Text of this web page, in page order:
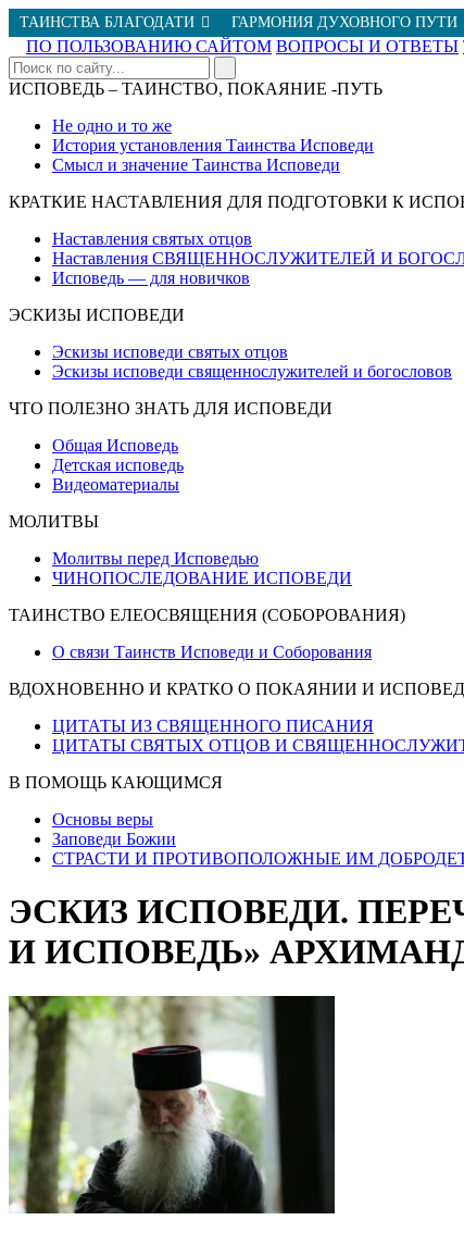
ТАИНСТВА БЛАГОДАТИ ГАРМОНИЯ ДУХОВНОГО ПУТИ
ПО ПОЛЬЗОВАНИЮ САЙТОМ ВОПРОСЫ И ОТВЕТЫ
ИСПОВЕДЬ – ТАИНСТВО, ПОКАЯНИЕ -ПУТЬ
Не одно и то же
История установления Таинства Исповеди
Смысл и значение Таинства Исповеди
КРАТКИЕ НАСТАВЛЕНИЯ ДЛЯ ПОДГОТОВКИ К
Наставления святых отцов
Наставления СВЯЩЕННОСЛУЖИТЕЛЕЙ И
Исповедь — для новичков
ЭСКИЗЫ ИСПОВЕДИ
Эскизы исповеди святых отцов
Эскизы исповеди священнослужителей и богословов
ЧТО ПОЛЕЗНО ЗНАТЬ ДЛЯ ИСПОВЕДИ
Общая Исповедь
Детская исповедь
Видеоматериалы
МОЛИТВЫ
Молитвы перед Исповедью
ЧИНОПОСЛЕДОВАНИЕ ИСПОВЕДИ
ТАИНСТВО ЕЛЕОСВЯЩЕНИЯ (СОБОРОВАНИЯ)
О связи Таинств Исповеди и Соборования
ВДОХНОВЕННО И КРАТКО О ПОКАЯНИИ И
ЦИТАТЫ ИЗ СВЯЩЕННОГО ПИСАНИЯ
ЦИТАТЫ СВЯТЫХ ОТЦОВ И
В ПОМОЩЬ КАЮЩИМСЯ
Основы веры
Заповеди Божии
СТРАСТИ И ПРОТИВОПОЛОЖНЫЕ ИМ
ЭСКИЗ ИСПОВЕДИ.
И ИСПОВЕДЬ»